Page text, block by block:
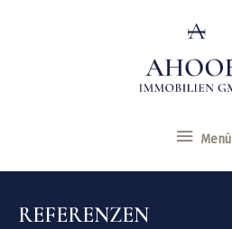
Menü
Menü
REFERENZEN